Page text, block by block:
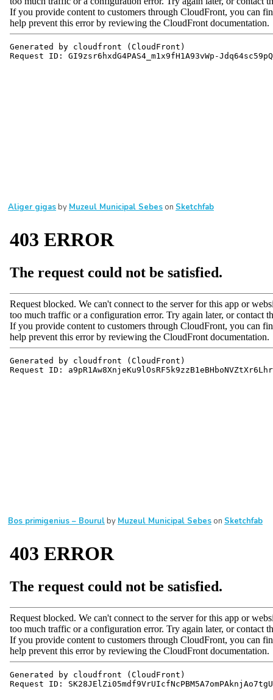
Aliger gigas by Muzeul Municipal Sebes on Sketchfab
Bos primigenius – Bourul by Muzeul Municipal Sebes on Sketchfab